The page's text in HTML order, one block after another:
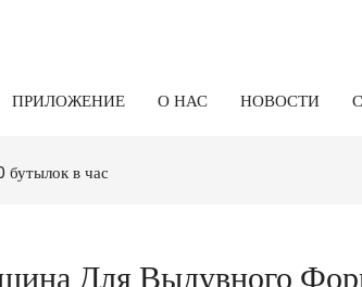
ПРИЛОЖЕНИЕ О НАС НОВОСТИ
в час